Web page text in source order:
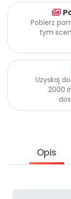
Pomoc
Promocje
Pobierz
tym
Uzyskaj
2000
Opis